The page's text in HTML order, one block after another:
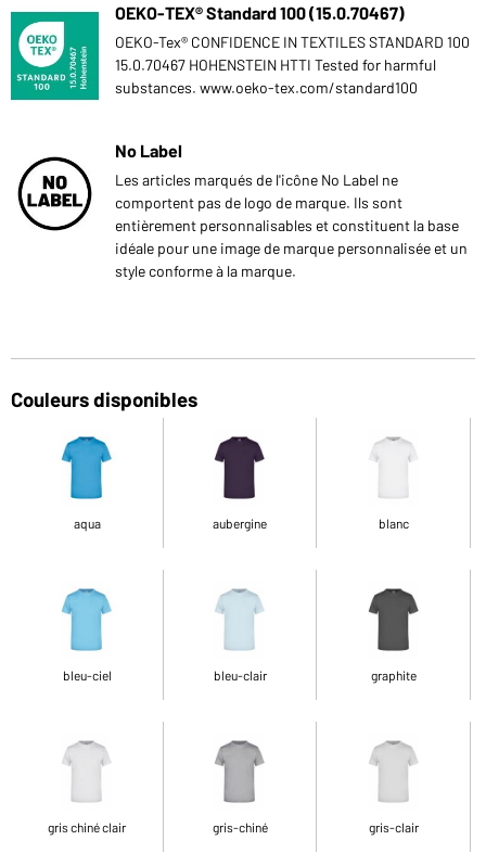
OEKO-TEX® Standard 100 (15.0.70467)
OEKO-Tex® CONFIDENCE IN TEXTILES STANDARD 100
15.0.70467 HOHENSTEIN HTTI Tested for harmful
substances. www.oeko-tex.com/standard100
No Label
Les articles marqués de l'icône No Label ne
comportent pas de logo de marque. Ils sont
entièrement personnalisables et constituent la base
idéale pour une image de marque personnalisée et un
style conforme à la marque.
Couleurs disponibles
aqua aubergine blanc
bleu-ciel bleu-clair graphite
gris chiné clair gris-chiné gris-clair